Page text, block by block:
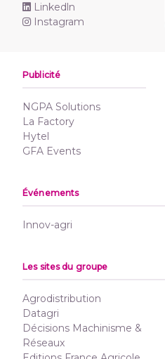
Linkedln
Instagram
Publicité
NGPA Solutions
La Factory
Hytel
GFA Events
Événements
Innov-agri
Les sites du groupe
Agrodistribution
Datagri
Décisions Machinisme &
Réseaux